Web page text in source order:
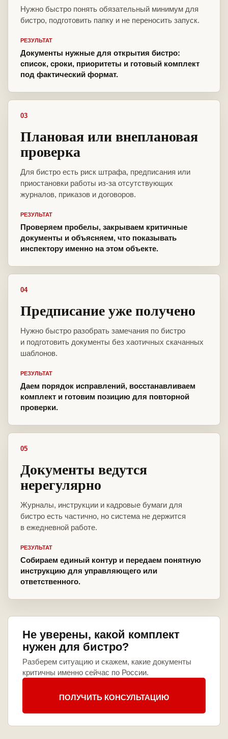
Нужно быстро понять обязательный минимум для
бистро, подготовить папку и не переносить запуск.
РЕЗУЛЬТАТ
Документы нужные для открытия бистро:
список, сроки, приоритеты и готовый комплект
под фактический формат.
03
Плановая или внеплановая
проверка
Для бистро есть риск штрафа, предписания или
приостановки работы из-за отсутствующих
журналов, приказов и договоров.
РЕЗУЛЬТАТ
Проверяем пробелы, закрываем критичные
документы и объясняем, что показывать
инспектору именно на этом объекте.
04
Предписание уже получено
Нужно быстро разобрать замечания по бистро
и подготовить документы без хаотичных скачанных
шаблонов.
РЕЗУЛЬТАТ
Даем порядок исправлений, восстанавливаем
комплект и готовим позицию для повторной
проверки.
05
Документы ведутся
нерегулярно
Журналы, инструкции и кадровые бумаги для
бистро есть частично, но система не держится
в ежедневной работе.
РЕЗУЛЬТАТ
Собираем единый контур и передаем понятную
инструкцию для управляющего или
ответственного.
Не уверены, какой комплект
нужен для бистро?
Разберем ситуацию и скажем, какие документы
критичны именно сейчас по России.
ПОЛУЧИТЬ КОНСУЛЬТАЦИЮ